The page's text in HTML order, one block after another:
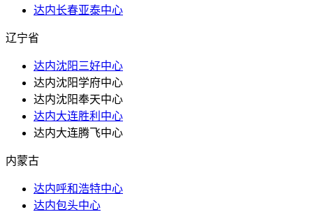
达内长春亚泰中心
辽宁省
达内沈阳三好中心
达内沈阳学府中心
达内沈阳奉天中心
达内大连胜利中心
达内大连腾飞中心
内蒙古
达内呼和浩特中心
达内包头中心